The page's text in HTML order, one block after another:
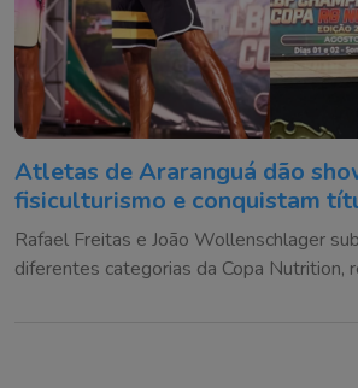
Atletas de Araranguá dão
fisiculturismo e conquistam
competição
Rafael Freitas e João Wollenschlager
diferentes categorias da Copa Nutrition,